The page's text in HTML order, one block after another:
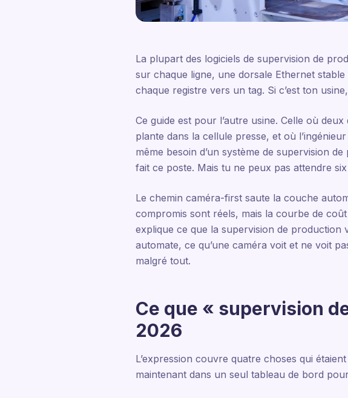
La plupart des logiciels de supervision de
sur chaque ligne, une dorsale Ethernet
chaque registre vers un tag. Si c’est ton
Ce guide est pour l’autre usine. Celle où
plante dans la cellule presse, et où
même besoin d’un système de supervision
fait ce poste. Mais tu ne peux pas attendre
Le chemin caméra-first saute la couche
compromis sont réels, mais la courbe de
explique ce que la supervision de production
automate, ce qu’une caméra voit et ne voit
malgré tout.
Ce que « supervision
2026
L’expression couvre quatre choses qui
maintenant dans un seul tableau de bord